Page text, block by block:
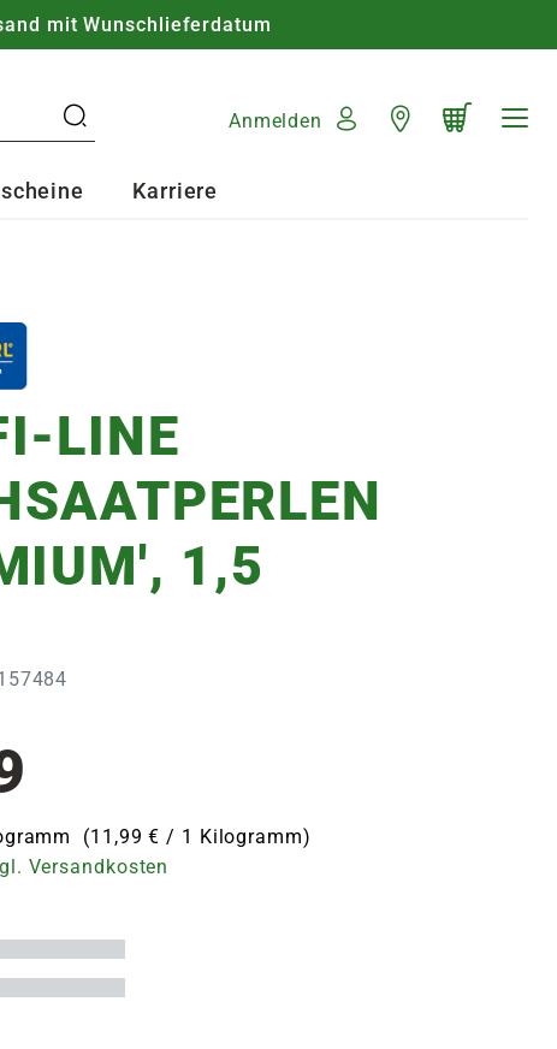
mit Wunschlieferdatum
AnmeldenMein KontoStandorte
Warenkorb schließen
WARENKORB
Karriere
LINE
1,5
(11,99 € / 1 Kilogramm)
Versandkosten